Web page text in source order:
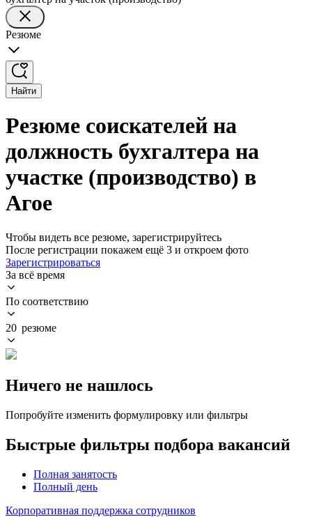
Резюме
Найти
Резюме соискателей на
должность бухгалтера на
участке (производство) в
Агое
Чтобы видеть все резюме, зарегистрируйтесь
После регистрации покажем ещё 3 и откроем фото
Зарегистрироваться
За всё время
По соответствию
20 резюме
Ничего не нашлось
Попробуйте изменить формулировку или фильтры
Быстрые фильтры подбора вакансий
Полная занятость
Полный день
Корпоративная поддержка сотрудников